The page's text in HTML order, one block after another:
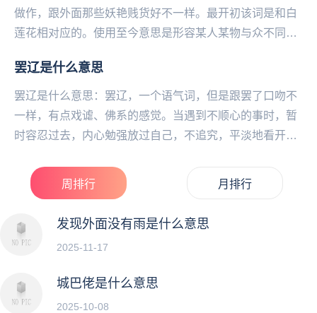
做作，跟外面那些妖艳贱货好不一样。最开初该词是和白
莲花相对应的。使用至今意思是形容某人某物与众不同。
的...
罢辽是什么意思
罢辽是什么意思：罢辽，一个语气词，但是跟罢了口吻不
一样，有点戏谑、佛系的感觉。当遇到不顺心的事时，暂
时容忍过去，内心勉强放过自己，不追究，平淡地看开一
周排行 月排行
发现外面没有雨是什么意思
2025-11-17
城巴佬是什么意思
2025-10-08